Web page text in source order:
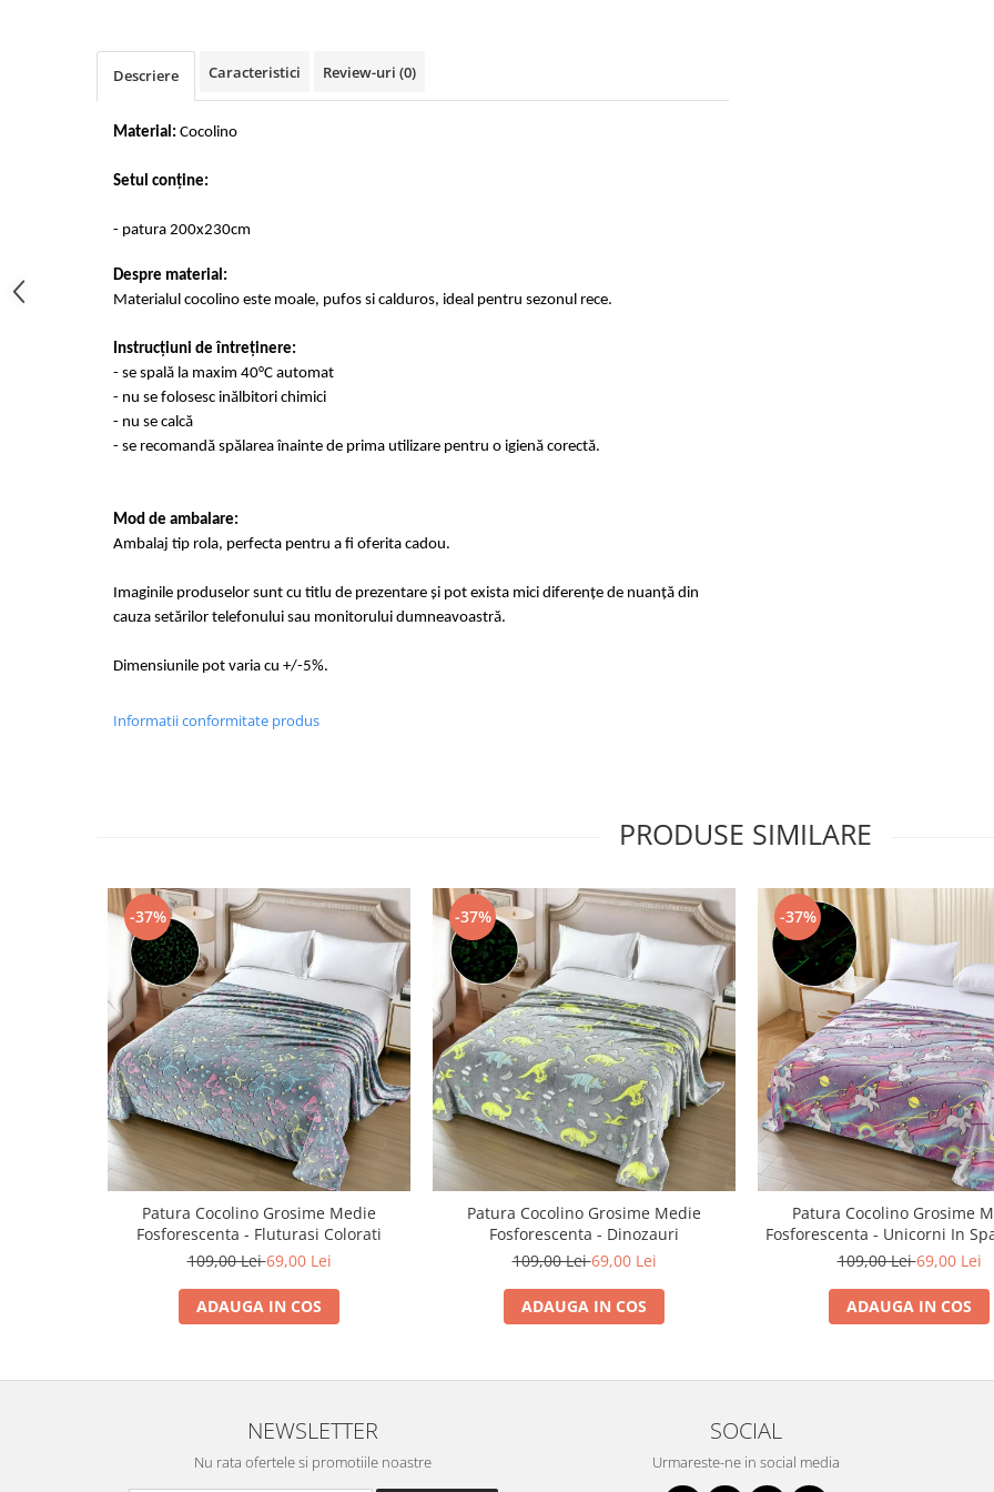
Cearceaf normal 6 piese
Lenjerii Catifea
Cearceaf normal
Bumbac 100% Poplin Hobby
Bumbac 100%
Lenjerii Satin Premium
Lenjerii Jacquard
Lenjerii Matase
Lenjerii Creponate
Lenjerii pentru PASTE
Huse De Pat Tricotate 180x200cm
Huse Impermeabile
Huse Impermeabile 180x200cm
Descriere Caracteristici Review-uri (0)
Material: Cocolino
Setul conține:
- patura 200x230cm
Despre material:
Materialul cocolino este moale, pufos si calduros, ideal pentru sezonul rece.
Instrucțiuni de întreținere:
- se spală la maxim 40°C automat
- nu se folosesc inălbitori chimici
- nu se calcă
- se recomandă spălarea înainte de prima utilizare pentru o igienă corectă.
Mod de ambalare:
Ambalaj tip rola, perfecta pentru a fi oferita cadou.
Imaginile produselor sunt cu titlu de prezentare și pot exista mici diferențe de nuanță din
cauza setărilor telefonului sau monitorului dumneavoastră.
Dimensiunile pot varia cu +/-5%.
Informatii conformitate produs
PRODUSE SIMILARE
-37%
Patura Cocolino Grosime Medie
Fosforescenta - Fluturasi Colorati
109,00 Lei69,00 Lei
ADAUGA IN COS
-37%
Patura Cocolino Grosime Medie
Fosforescenta - Dinozauri
109,00 Lei69,00 Lei
ADAUGA IN COS
-37%
Patura Cocolino Grosime
Fosforescenta - Unicorni In
109,00 Lei69,00 Lei
ADAUGA IN COS
NEWSLETTER
Nu rata ofertele si promotiile noastre
SOCIAL
Urmareste-ne in social media